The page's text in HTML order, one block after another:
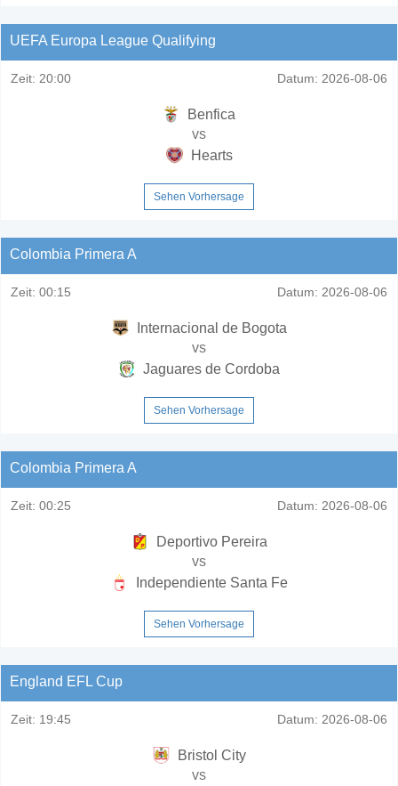
UEFA Europa League Qualifying
Zeit: 20:00 Datum: 2026-08-06
Benfica
vs
Hearts
Sehen Vorhersage
Colombia Primera A
Zeit: 00:15 Datum: 2026-08-06
Internacional de Bogota
vs
Jaguares de Cordoba
Sehen Vorhersage
Colombia Primera A
Zeit: 00:25 Datum: 2026-08-06
Deportivo Pereira
vs
Independiente Santa Fe
Sehen Vorhersage
England EFL Cup
Zeit: 19:45 Datum: 2026-08-06
Bristol City
vs